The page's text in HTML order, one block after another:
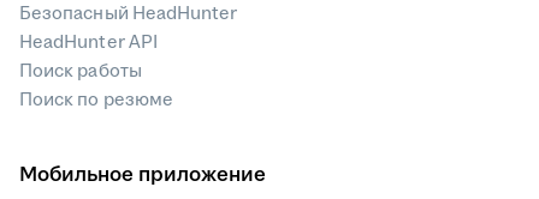
Безопасный HeadHunter
HeadHunter API
Поиск работы
Поиск по резюме
Мобильное приложение